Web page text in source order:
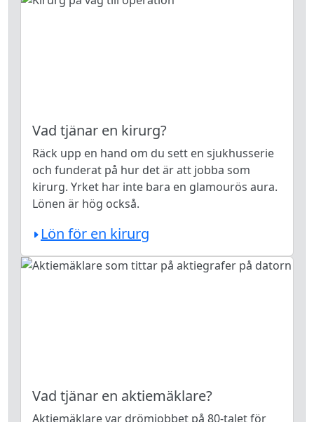
Vad tjänar en kirurg?
Räck upp en hand om du sett en sjukhusserie
och funderat på hur det är att jobba som
kirurg. Yrket har inte bara en glamourös aura.
Lönen är hög också.
Lön för en kirurg
Vad tjänar en aktiemäklare?
Aktiemäklare var drömjobbet på 80-talet för